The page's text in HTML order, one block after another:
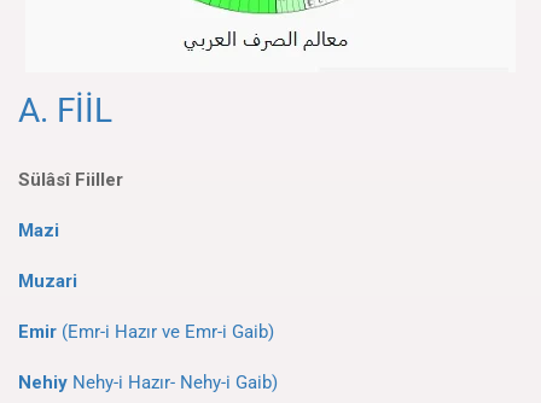
A. FİİL
Sülâsî Fiiller
Mazi
Muzari
Emir (Emr-i Hazır ve Emr-i Gaib)
Nehiy Nehy-i Hazır- Nehy-i Gaib)